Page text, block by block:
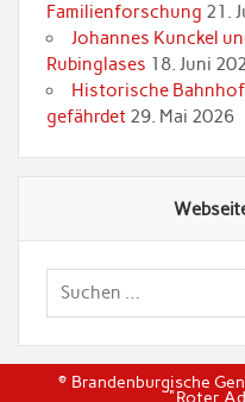
Familienforschung 21.
Johannes Kunckel
Rubinglases 18. Juni
Historische
gefährdet 29. Mai 2026
© Brandenburgische
"Roter